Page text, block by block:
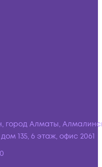
город Алматы,
135, 6 этаж, офис 2061